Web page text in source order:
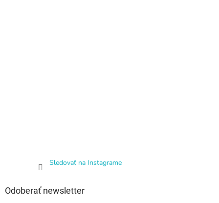
Sledovať na Instagrame
Odoberať newsletter